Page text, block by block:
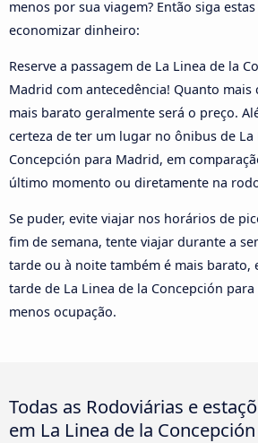
menos por sua viagem? Então siga
economizar dinheiro:
Reserve a passagem de La Linea de la
Madrid com antecedência! Quanto mais
mais barato geralmente será o preço.
certeza de ter um lugar no ônibus de La
Concepción para Madrid, em
último momento ou diretamente na
Se puder, evite viajar nos horários de
fim de semana, tente viajar durante a
tarde ou à noite também é mais barato,
tarde de La Linea de la Concepción
menos ocupação.
Todas as Rodoviárias e
em La Linea de la